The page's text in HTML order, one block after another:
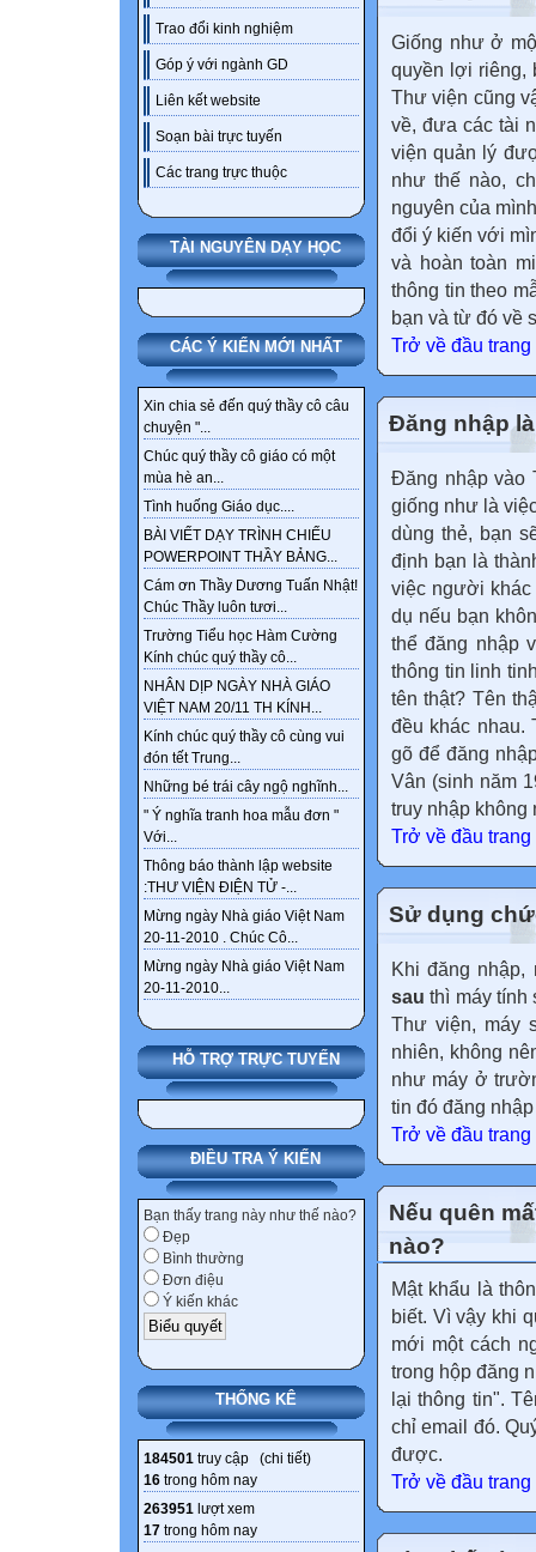
Trao đổi kinh nghiệm
Góp ý với ngành GD
Liên kết website
Soạn bài trực tuyến
Các trang trực thuộc
TÀI NGUYÊN DẠY HỌC
CÁC Ý KIẾN MỚI NHẤT
Xin chia sẻ đến quý thầy cô câu
chuyện "...
Chúc quý thầy cô giáo có một
mùa hè an...
Tình huống Giáo dục....
BÀI VIẾT DẠY TRÌNH CHIẾU
POWERPOINT THẦY BẢNG...
Cám ơn Thầy Dương Tuấn Nhật!
Chúc Thầy luôn tươi...
Trường Tiểu học Hàm Cường
Kính chúc quý thầy cô...
NHÂN DỊP NGÀY NHÀ GIÁO
VIỆT NAM 20/11 TH KÍNH...
Kính chúc quý thầy cô cùng vui
đón tết Trung...
Những bé trái cây ngộ nghĩnh...
" Ý nghĩa tranh hoa mẫu đơn "
Với...
Thông báo thành lập website
:THƯ VIỆN ĐIỆN TỬ -...
Mừng ngày Nhà giáo Việt Nam
20-11-2010 . Chúc Cô...
Mừng ngày Nhà giáo Việt Nam
20-11-2010...
HỖ TRỢ TRỰC TUYẾN
ĐIỀU TRA Ý KIẾN
Bạn thấy trang này như thế nào?
Đẹp
Bình thường
Đơn điệu
Ý kiến khác
THỐNG KÊ
184501 truy cập (chi tiết)
16 trong hôm nay
263951 lượt xem
17 trong hôm nay
Giống như ở
quyền lợi riêng,
Thư viện cũng
về, đưa các tài
viện quản lý
như thế nào,
nguyên của
đổi ý kiến với
và hoàn toàn
thông tin theo
bạn và từ đó về
Trở về đầu trang
Đăng nhập
Đăng nhập vào
giống như là
dùng thẻ, bạn
định bạn là
việc người khác
dụ nếu bạn
thể đăng nhập
thông tin linh
tên thật? Tên
đều khác nhau.
gõ để đăng
Vân (sinh năm
truy nhập không
Trở về đầu trang
Sử dụng
Khi đăng
sau thì máy tính
Thư viện, máy
nhiên, không
như máy ở
tin đó đăng
Trở về đầu trang
Nếu quên
nào?
Mật khẩu là
biết. Vì vậy khi
mới một cách
trong hộp đăng
lại thông tin".
chỉ email đó.
được.
Trở về đầu trang